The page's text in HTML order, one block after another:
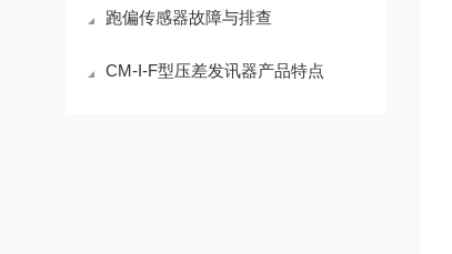
跑偏传感器故障与排查
CM-I-F型压差发讯器产品特点